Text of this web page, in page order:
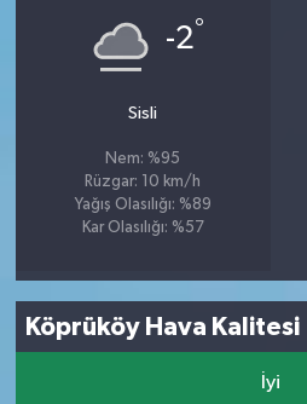
-2°
Sisli
Nem: %95
Rüzgar: 10 km/h
Yağış Olasılığı: %89
Kar Olasılığı: %57
Köprüköy Hava Kalitesi
İyi